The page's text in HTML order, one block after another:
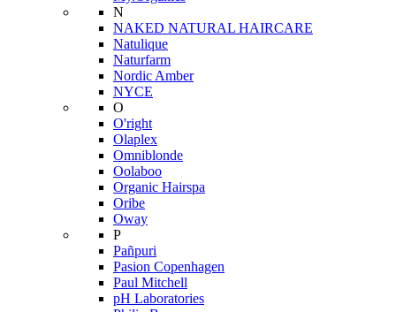
N
NAKED NATURAL HAIRCARE
Natulique
Naturfarm
Nordic Amber
NYCE
O
O'right
Olaplex
Omniblonde
Oolaboo
Organic Hairspa
Oribe
Oway
P
Pañpuri
Pasion Copenhagen
Paul Mitchell
pH Laboratories